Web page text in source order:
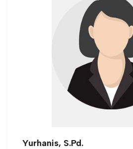
Yurhanis, S.Pd.